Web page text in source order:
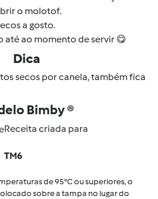
o molotof.
a gosto.
ao momento de servir 😋
Dica
secos por canela, também fica
Bimby ®
Receita criada para
TM6
de 95°C ou superiores, o
sobre a tampa no lugar do